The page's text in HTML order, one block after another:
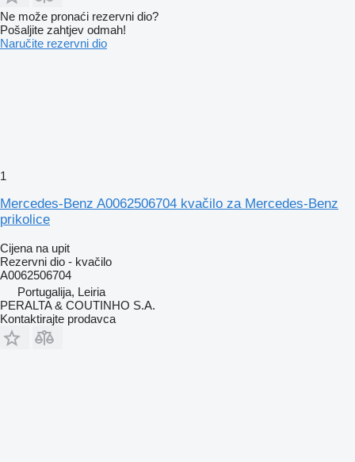
Ne može pronaći rezervni dio?
Pošaljite zahtjev odmah!
Naručite rezervni dio
1
Mercedes-Benz A0062506704 kvačilo za Mercedes-Benz
prikolice
Cijena na upit
Rezervni dio - kvačilo
A0062506704
Portugalija, Leiria
PERALTA & COUTINHO S.A.
Kontaktirajte prodavca